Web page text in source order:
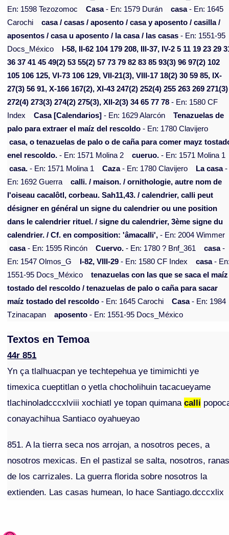
En: 1598 Tezozomoc
Casa- En: 1579 Durán casa- En: 1645
Carochi
casa / casas / aposento / casa y aposento / casilla /
aposentos / casa u aposento / la casa / las casas - En: 1551-95
Docs_México
I-58, II-62 104 179 208, III-37, IV-2 5 11 19 23 29
36 37 41 45 49(2) 53 55(2) 57 73 79 82 83 85 93(3) 96 97(2) 102
105 106 125, VI-73 106 129, VII-21(3), VIII-17 18(2) 30 59 85, IX-
27(3) 56 91, X-166 167(2), XI-43 247(2) 252(4) 255 263 269 271(3)
272(4) 273(3) 274(2) 275(3), XII-2(3) 34 65 77 78 - En: 1580 CF
Index
Casa [Calendarios] - En: 1629 Alarcón
Tenazuelas de
palo para extraer el maíz del rescoldo - En: 1780 Clavijero
casa, o tenazuelas de palo o de caña para comer mayz
enel rescoldo. - En: 1571 Molina 2 cueruo. - En: 1571 Molina 1
casa. - En: 1571 Molina 1 Caza- En: 1780 Clavijero La casa-
En: 1692 Guerra
calli. / maison. / ornithologie, autre nom de
l'oiseau cacalôtl, corbeau. Sah11,43. / calendrier, calli peut
désigner en général un signe du calendrier ou une position
dans le calendrier rituel. / signe du calendrier, 3ème signe du
calendrier. / Cf. en composition: 'âmacalli', - En: 2004 Wimmer
casa- En: 1595 Rincón Cuervo. - En: 1780 ? Bnf_361 casa-
En: 1547 Olmos_G
I-82, VIII-29 - En: 1580 CF Index casa-
1551-95 Docs_México
tenazuelas con las que se saca el maíz
tostado del rescoldo / tenazuelas de palo o caña para sacar
maíz tostado del rescoldo - En: 1645 Carochi Casa- En: 1984
Tzinacapan
aposento - En: 1551-95 Docs_México
Textos en Temoa
44r 851
Yn ça tlalhuacpan ye techtepehua ye timimichti ye
timexica cueptitlan o yetla chocholihuin tacacueyame
tlachinoladcccxlviii xochiatl ye topan quimanacalli
conayachihua Santiaco oyahueyao
851. A la tierra seca nos arrojan, a nosotros peces, a
nosotros mexicas. En el pastizal se salta, nosotros,
de los carrizales. La guerra florida sobre nosotros la
extienden. Las casas humean, lo hace Santiago.dcccxlix